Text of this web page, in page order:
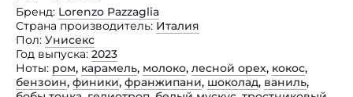
Бренд Lorenzo Pazzaglia
Страна производитель Италия
Пол Унисекс
Год выпуска 2023
Ноты ром, карамель, молоко, лесной орех, кокос,
бензоин, финики, франжипани, шоколад, ваниль,